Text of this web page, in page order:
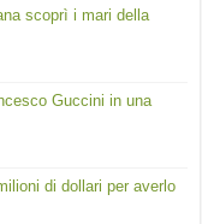
scoprì i mari della
Guccini in una
di dollari per averlo